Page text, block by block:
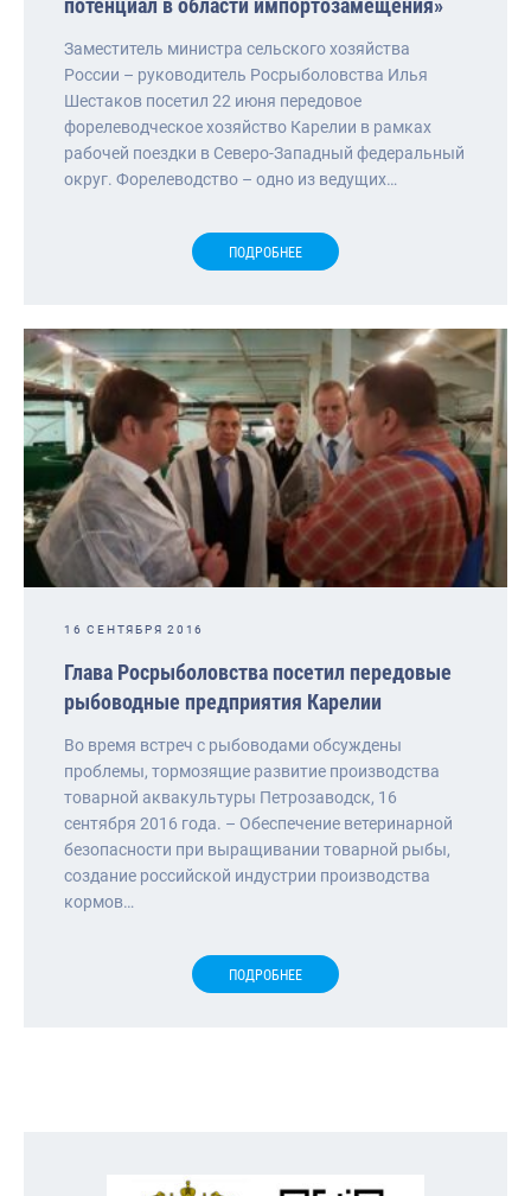
потенциал в области импортозамещения»
Заместитель министра сельского хозяйства
России – руководитель Росрыболовства Илья
Шестаков посетил 22 июня передовое
форелеводческое хозяйство Карелии в рамках
рабочей поездки в Северо-Западный федеральный
округ. Форелеводство – одно из ведущих…
ПОДРОБНЕЕ
16 СЕНТЯБРЯ 2016
Глава Росрыболовства посетил передовые
рыбоводные предприятия Карелии
Во время встреч с рыбоводами обсуждены
проблемы, тормозящие развитие производства
товарной аквакультуры Петрозаводск, 16
сентября 2016 года. – Обеспечение ветеринарной
безопасности при выращивании товарной рыбы,
создание российской индустрии производства
кормов…
ПОДРОБНЕЕ